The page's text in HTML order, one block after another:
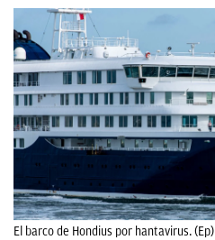
El barco de Hondius por hantavirus. (Ep)